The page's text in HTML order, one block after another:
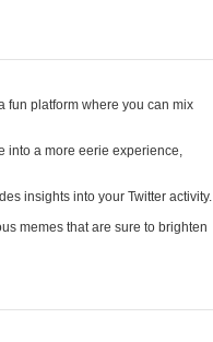
a fun platform where you can mix
into a more eerie experience,
insights into your Twitter activity.
memes that are sure to brighten